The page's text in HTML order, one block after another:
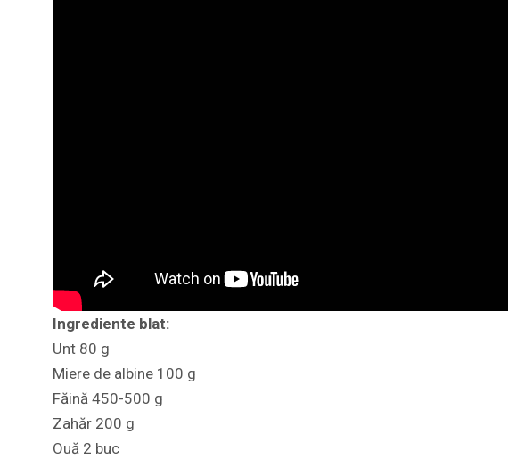
Ingrediente blat:
Unt 80 g
Miere de albine 100 g
Făină 450-500 g
Zahăr 200 g
Ouă 2 buc